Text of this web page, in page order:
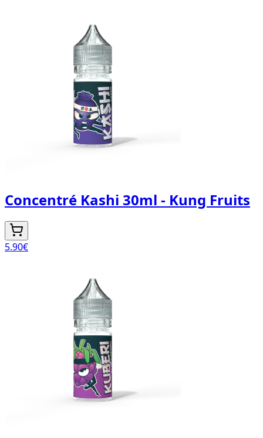
Concentré Kashi 30ml - Kung Fruits
5.90€